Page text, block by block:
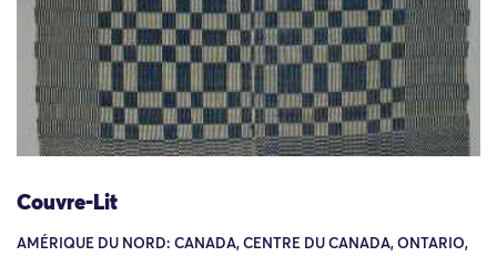
Couvre-Lit
AMÉRIQUE DU NORD: CANADA, CENTRE DU CANADA, ONTARIO,